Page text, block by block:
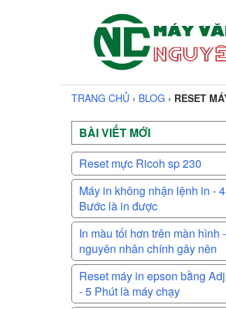
TRANG CHỦ › BLOG › RESET
BÀI VIẾT MỚI
Reset mực Ricoh sp 230
Máy in không nhận lệnh in - 4
Bước là in được
In màu tối hơn trên màn hình
nguyên nhân chính gây nên
Reset máy in epson bằng
- 5 Phút là máy chạy